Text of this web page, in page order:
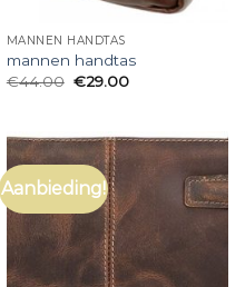
MANNEN HANDTAS
mannen handtas
€44.00 €29.00
Aanbieding!